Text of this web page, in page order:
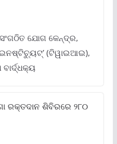
ଯୋଗ କେନ୍ଦ୍ର,
ଇନଷ୍ଟିଚ୍ୟୁଟ୍‌’ (ଟିୱାଇଆଇ),
ରକ୍ତଦାନ ଶିବିରରେ ୨୮୦